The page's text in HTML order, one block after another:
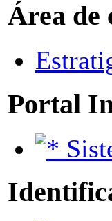
Área de
Portal